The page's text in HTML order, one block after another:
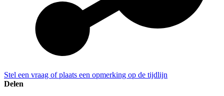
Stel een vraag of plaats een opmerking op de tijdlijn
Delen